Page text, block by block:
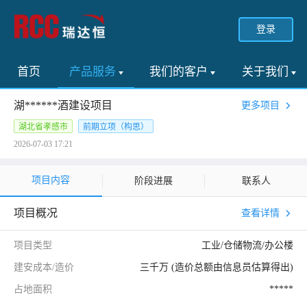
登录
首页 产品服务 我们的客户 关于我们
湖******酒建设项目 更多项目
湖北省孝感市
前期立项（构思）
2026-07-03 17:21
项目内容 阶段进展 联系人
项目概况 查看详情
项目类型 工业/仓储物流/办公楼
建安成本/造价 三千万 (造价总额由信息员估算得出)
占地面积 *****